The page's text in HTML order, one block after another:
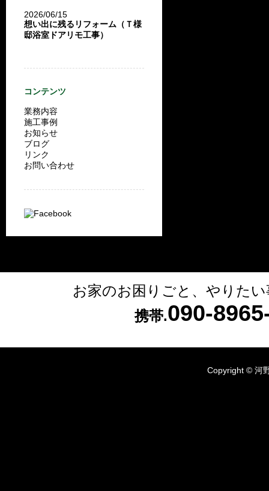
2026/06/15
想い出に残るリフォーム（Ｔ様
邸浴室ドアリモ工事）
コンテンツ
業務内容
施工事例
お知らせ
ブログ
リンク
お問い合わせ
お家のお困りごと、やりた
携帯.090-
Copyright © 河